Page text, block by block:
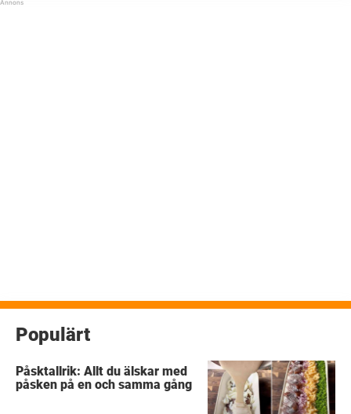
Populärt
Påsktallrik: Allt du älskar med
påsken på en och samma gång